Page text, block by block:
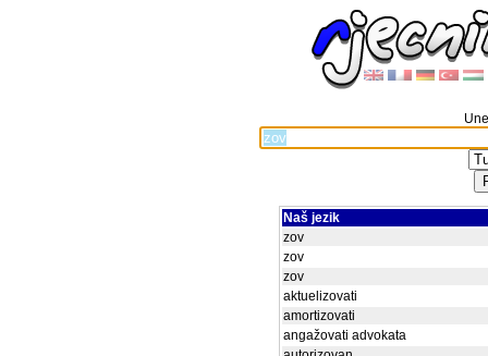
Naš jezik
zov
zov
zov
aktuelizovati
amortizovati
angažovati advokata